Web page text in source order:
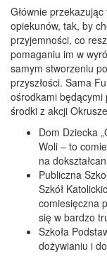
Głównie
opiekunów, tak, by
przyjemności, co
pomaganiu im w
samym stworzeniu
przyszłości. Sama
ośrodkami będącymi
środki z akcji
Dom Dziecka
Woli – to
na
Publiczna
Szkół
comiesięczna
się w bardzo
Szkoła
dożywianiu i